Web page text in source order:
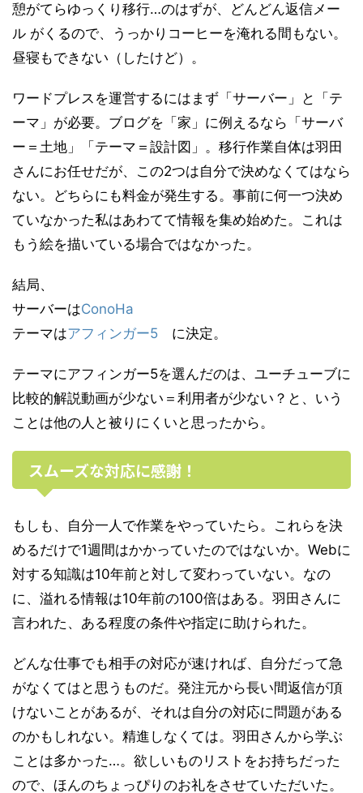
憩がてらゆっくり移行…のはずが、どんどん返信メー
ル がくるので、うっかりコーヒーを淹れる間もない。
昼寝もできない（したけど）。
ワードプレスを運営するにはまず「サーバー」と「テ
ーマ」が必要。ブログを「家」に例えるなら「サーバ
ー＝土地」「テーマ＝設計図」。移行作業自体は羽田
さんにお任せだが、この2つは自分で決めなくてはなら
ない。どちらにも料金が発生する。事前に何一つ決め
ていなかった私はあわてて情報を集め始めた。これは
もう絵を描いている場合ではなかった。
結局、
サーバーはConoHa
テーマはアフィンガー5 に決定。
テーマにアフィンガー5を選んだのは、ユーチューブに
比較的解説動画が少ない＝利用者が少ない？と、いう
ことは他の人と被りにくいと思ったから。
スムーズな対応に感謝！
もしも、自分一人で作業をやっていたら。これらを決
めるだけで1週間はかかっていたのではないか。Webに
対する知識は10年前と対して変わっていない。なの
に、溢れる情報は10年前の100倍はある。羽田さんに
言われた、ある程度の条件や指定に助けられた。
どんな仕事でも相手の対応が速ければ、自分だって急
がなくてはと思うものだ。発注元から長い間返信が頂
けないことがあるが、それは自分の対応に問題がある
のかもしれない。精進しなくては。羽田さんから学ぶ
ことは多かった…。欲しいものリストをお持ちだった
ので、ほんのちょっぴりのお礼をさせていただいた。